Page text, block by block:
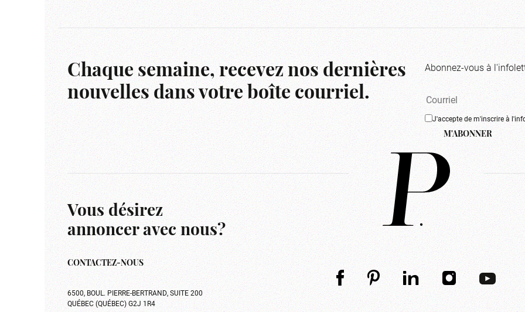
Chaque semaine, recevez nos dernières
nouvelles dans votre boîte courriel.
Abonnez-vous à
J'accepte de m'inscrire à
M'ABONNER
Vous désirez
annoncer avec nous?
CONTACTEZ-NOUS
6500, BOUL. PIERRE-BERTRAND, SUITE 200
QUÉBEC (QUÉBEC) G2J 1R4